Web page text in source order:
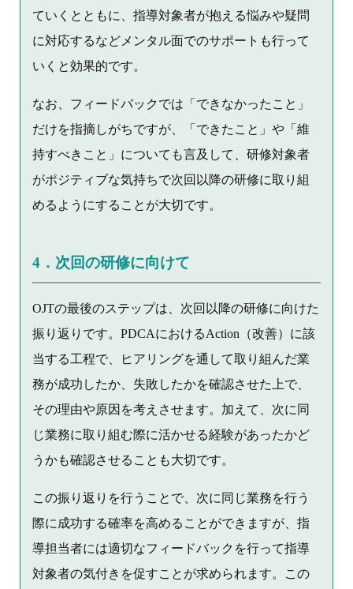
ていくとともに、指導対象者が抱える悩みや疑問
に対応するなどメンタル面でのサポートも行って
いくと効果的です。
なお、フィードバックでは「できなかったこと」
だけを指摘しがちですが、「できたこと」や「維
持すべきこと」についても言及して、研修対象者
がポジティブな気持ちで次回以降の研修に取り組
めるようにすることが大切です。
4．次回の研修に向けて
OJTの最後のステップは、次回以降の研修に向けた
振り返りです。PDCAにおけるAction（改善）に該
当する工程で、ヒアリングを通して取り組んだ業
務が成功したか、失敗したかを確認させた上で、
その理由や原因を考えさせます。加えて、次に同
じ業務に取り組む際に活かせる経験があったかど
うかも確認させることも大切です。
この振り返りを行うことで、次に同じ業務を行う
際に成功する確率を高めることができますが、指
導担当者には適切なフィードバックを行って指導
対象者の気付きを促すことが求められます。この